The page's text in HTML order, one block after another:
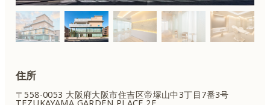
住所
〒558-0053 大阪府大阪市住吉区帝塚山中3丁目7番3号